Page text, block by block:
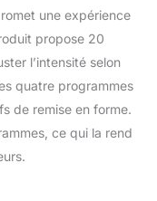
une expérience
propose 20
l’intensité selon
quatre programmes
de remise en forme.
ce qui la rend